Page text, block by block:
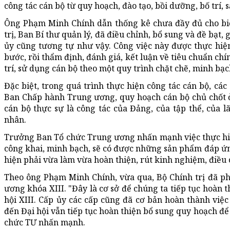
công tác cán bộ từ quy hoạch, đào tạo, bồi dưỡng, bố trí,
Ông Phạm Minh Chính dẫn thống kê chưa đầy đủ cho
trị, Ban Bí thư quản lý, đã điều chỉnh, bổ sung và đề bạt,
ủy cũng tương tự như vậy. Công việc này được thực
bước, rồi thẩm định, đánh giá, kết luận về tiêu chuẩn
trí, sử dụng cán bộ theo một quy trình chặt chẽ, minh
Đặc biệt, trong quá trình thực hiện công tác cán bộ,
Ban Chấp hành Trung ương, quy hoạch cán bộ chủ
cán bộ thực sự là công tác của Đảng, của tập thể, của
nhân.
Trưởng Ban Tổ chức Trung ương nhấn mạnh việc thực
công khai, minh bạch, sẽ có được những sản phẩm đáp
hiện phải vừa làm vừa hoàn thiện, rút kinh nghiệm, điều
Theo ông Phạm Minh Chính, vừa qua, Bộ Chính trị đã
ương khóa XIII. "Đây là cơ sở để chúng ta tiếp tục hoàn
hội XIII. Cấp ủy các cấp cũng đã cơ bản hoàn thành
đến Đại hội vẫn tiếp tục hoàn thiện bổ sung quy hoạch
chức TƯ nhấn mạnh.